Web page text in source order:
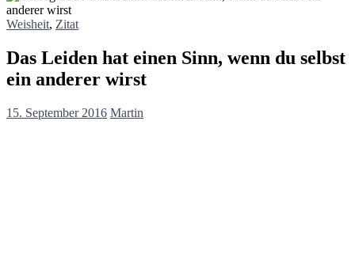
Weisheit, Zitat
Das Leiden hat einen Sinn, wenn du selbst
ein anderer wirst
15. September 2016 Martin